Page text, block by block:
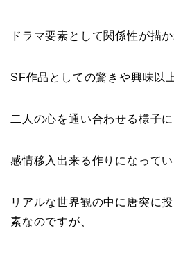
ドラマ要素として関係性が描
SF作品としての驚きや興味以
二人の心を通い合わせる様子
感情移入出来る作りになってい
リアルな世界観の中に唐突に
素なのですが、